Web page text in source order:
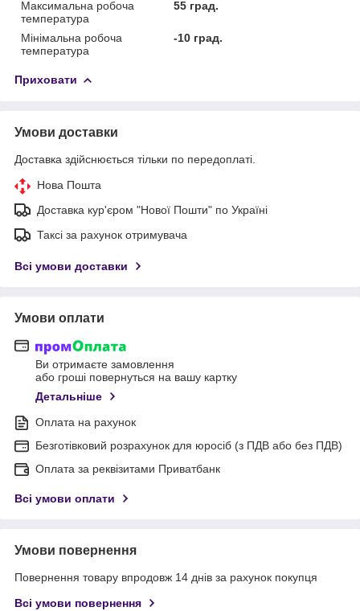
Максимальна робоча
температура
55 град.
Мінімальна робоча
температура
-10 град.
Приховати
Умови доставки
Доставка здійснюється тільки по передоплаті.
Нова Пошта
Доставка кур'єром "Нової Пошти" по Україні
Таксі за рахунок отримувача
Всі умови доставки
Умови оплати
Ви отримаєте замовлення
або гроші повернуться на вашу картку
Детальніше
Оплата на рахунок
Безготівковий розрахунок для юросіб (з ПДВ або без ПДВ)
Оплата за реквізитами Приватбанк
Всі умови оплати
Умови повернення
Повернення товару впродовж 14 днів за рахунок покупця
Всі умови повернення